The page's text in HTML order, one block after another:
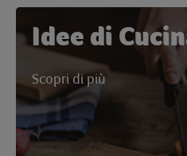
Idee di
Scopri di più